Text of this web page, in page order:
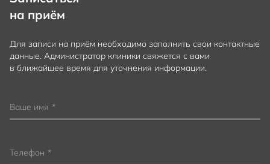
на приём
Для записи на приём необходимо заполнить свои контактные
данные. Администратор клиники свяжется с вами
в ближайшее время для уточнения информации.
Ваше имя *
Телефон *